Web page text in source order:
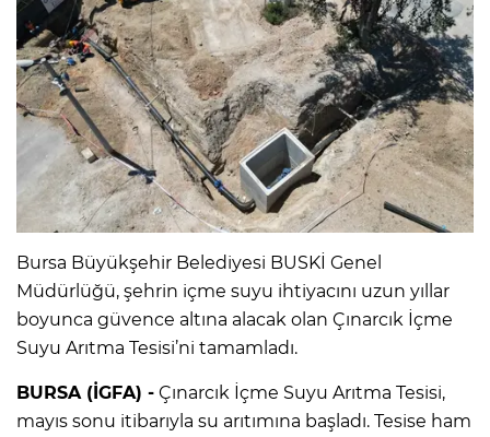
Bursa Büyükşehir Belediyesi BUSKİ Genel
Müdürlüğü, şehrin içme suyu ihtiyacını uzun yıllar
boyunca güvence altına alacak olan Çınarcık İçme
Suyu Arıtma Tesisi’ni tamamladı.
BURSA (İGFA) - Çınarcık İçme Suyu Arıtma Tesisi,
mayıs sonu itibarıyla su arıtımına başladı. Tesise ham